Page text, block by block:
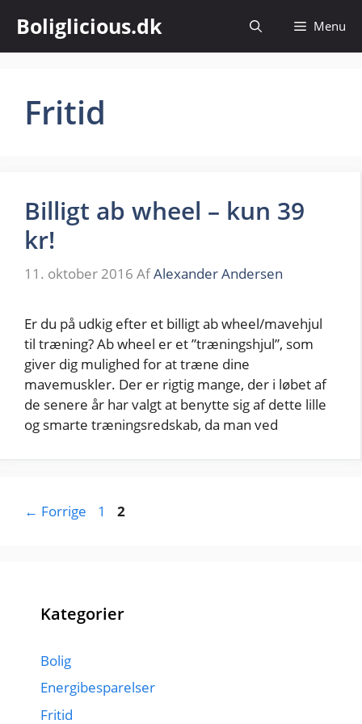
indhold
Boliglicious.dk Menu
Fritid
Billigt ab wheel – kun 39
kr!
11. oktober 2016 AfAlexander Andersen
Er du på udkig efter et billigt ab wheel/mavehjul
til træning? Ab wheel er et ”træningshjul”, som
giver dig mulighed for at træne dine
mavemuskler. Der er rigtig mange, der i løbet af
de senere år har valgt at benytte sig af dette lille
og smarte træningsredskab, da man ved
← Forrige Side
1 Side
2
Kategorier
Bolig
Energibesparelser
Fritid